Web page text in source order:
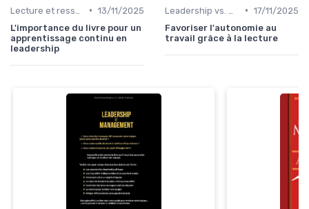
• 13/11/2025
L'importance du livre pour un
apprentissage continu en
leadership
• 17/11/2025
Favoriser l'autonomie au
travail grâce à la lecture